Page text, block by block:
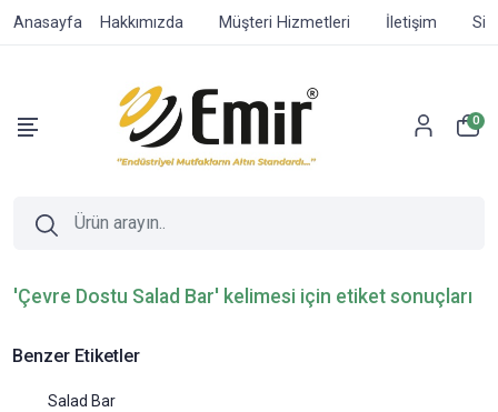
Anasayfa Hakkımızda Müşteri Hizmetleri İletişim
0
'Çevre Dostu Salad Bar' kelimesi için etiket sonuçları
Benzer Etiketler
Salad Bar